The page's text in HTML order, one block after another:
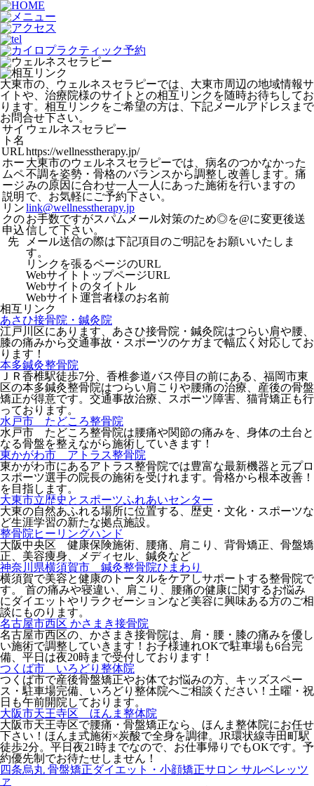
大東市の、ウェルネスセラピーでは、大東市周辺の地域情報サ
イトや、治療院様のサイトとの相互リンクを随時お待ちしてお
ります。相互リンクをご希望の方は、下記メールアドレスまで
お問合せ下さい。
サイ
ト名
ウェルネスセラピー
URLhttps://wellnesstherapy.jp/
ホー
ムペ
ージ
説明
大東市のウェルネスセラピーでは、病名のつかなかった
不調を姿勢・骨格のバランスから調整し改善します。痛
みの原因に合わせ一人一人にあった施術を行いますの
で、お気軽にご予約下さい。
リン
クの
申込
先
link@wellnesstherapy.jp
お手数ですがスパムメール対策のため◎を@に変更後送
信して下さい。
メール送信の際は下記項目のご明記をお願いいたしま
す。
リンクを張るページのURL
WebサイトトップページURL
Webサイトのタイトル
Webサイト運営者様のお名前
相互リンク
あさひ接骨院・鍼灸院
江戸川区にあります、あさひ接骨院・鍼灸院はつらい肩や腰、
膝の痛みから交通事故・スポーツのケガまで幅広く対応してお
ります！
本多鍼灸整骨院
ＪＲ香椎駅徒歩7分、香椎参道バス停目の前にある、福岡市東
区の本多鍼灸整骨院はつらい肩こりや腰痛の治療、産後の骨盤
矯正が得意です。交通事故治療、スポーツ障害、猫背矯正も行
っております。
水戸市 たどころ整骨院
水戸市 たどころ整骨院は腰痛や関節の痛みを、身体の土台と
なる骨盤を整えながら施術していきます！
東かがわ市 アトラス整骨院
東かがわ市にあるアトラス整骨院では豊富な最新機器と元プロ
スポーツ選手の院長の施術を受けれます。骨格から根本改善！
を目指します。
大東市立歴史とスポーツふれあいセンター
大東の自然あふれる場所に位置する、歴史・文化・スポーツな
ど生涯学習の新たな拠点施設。
整骨院ヒーリングハンド
大阪中央区 健康保険施術、腰痛、肩こり、背骨矯正、骨盤矯
正、美容痩身、メディセル、鍼灸など
神奈川県横須賀市 鍼灸整骨院ひまわり
横須賀で美容と健康のトータルをケアしサポートする整骨院で
す。 首の痛みや寝違い、肩こり、腰痛の健康に関するお悩み
にダイエットやリラクゼーションなど美容に興味ある方のご相
談にものります。
名古屋市西区 かさまき接骨院
名古屋市西区の、かさまき接骨院は、肩・腰・膝の痛みを優し
い施術で調整していきます！お子様連れOKで駐車場も6台完
備、平日は夜20時まで受付しております！
つくば市 いろどり整体院
つくば市で産後骨盤矯正やお体でお悩みの方、キッズスペー
ス・駐車場完備、いろどり整体院へご相談ください！土曜・祝
日も午前開院しております。
大阪市天王寺区 ほんま整体院
大阪市天王寺区で腰痛・骨盤矯正なら、ほんま整体院にお任せ
下さい！ほんま式施術×炭酸で全身を調律。JR環状線寺田町駅
徒歩2分。平日夜21時までなので、お仕事帰りでもOKです。予
約優先制でお待たせしません！
四条烏丸 骨盤矯正ダイエット・小顔矯正サロン サルベレッツ
ァ